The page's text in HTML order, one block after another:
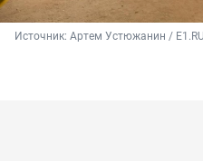
Источник: Артем Устюжанин / E1.RU